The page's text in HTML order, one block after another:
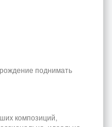
поднимать
композиций,